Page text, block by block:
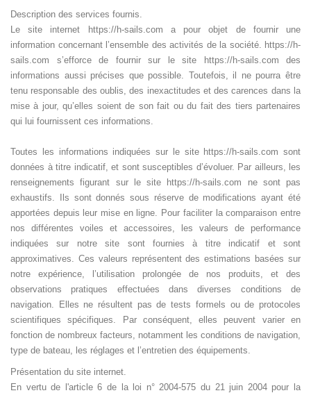
Description des services fournis.
Le site internet https://h-sails.com a pour objet de fournir une
information concernant l’ensemble des activités de la société. https://h-
sails.com s’efforce de fournir sur le site https://h-sails.com des
informations aussi précises que possible. Toutefois, il ne pourra être
tenu responsable des oublis, des inexactitudes et des carences dans la
mise à jour, qu’elles soient de son fait ou du fait des tiers partenaires
qui lui fournissent ces informations.
Toutes les informations indiquées sur le site https://h-sails.com sont
données à titre indicatif, et sont susceptibles d’évoluer. Par ailleurs, les
renseignements figurant sur le site https://h-sails.com ne sont pas
exhaustifs. Ils sont donnés sous réserve de modifications ayant été
apportées depuis leur mise en ligne. Pour faciliter la comparaison entre
nos différentes voiles et accessoires, les valeurs de performance
indiquées sur notre site sont fournies à titre indicatif et sont
approximatives. Ces valeurs représentent des estimations basées sur
notre expérience, l’utilisation prolongée de nos produits, et des
observations pratiques effectuées dans diverses conditions de
navigation. Elles ne résultent pas de tests formels ou de protocoles
scientifiques spécifiques. Par conséquent, elles peuvent varier en
fonction de nombreux facteurs, notamment les conditions de navigation,
type de bateau, les réglages et l’entretien des équipements.
Présentation du site internet.
En vertu de l'article 6 de la loi n° 2004-575 du 21 juin 2004 pour la